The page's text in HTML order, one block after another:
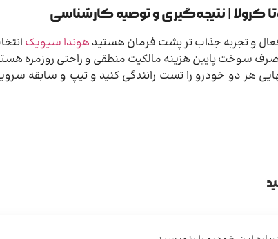
کرولا | نتیجه‌گیری و توصیه کارشناسی
و تجربه جذاب تر پشت فرمان هستید هوندا سیویک
مصرف سوخت پایین هزینه مالکیت منطقی و راحتی روزمره
هر دو خودرو را تست رانندگی کنید و تیپ و سابقه